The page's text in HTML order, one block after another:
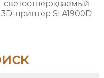
светоотверждаемый
3D-принтер SLA1900D